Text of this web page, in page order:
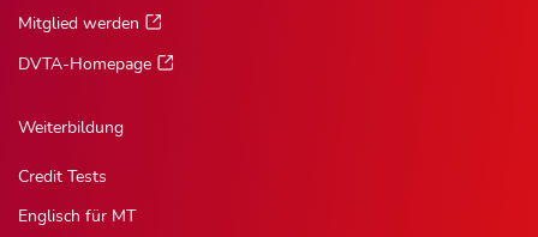
Mitglied werden
DVTA-Homepage
Weiterbildung
Credit Tests
Englisch für MT